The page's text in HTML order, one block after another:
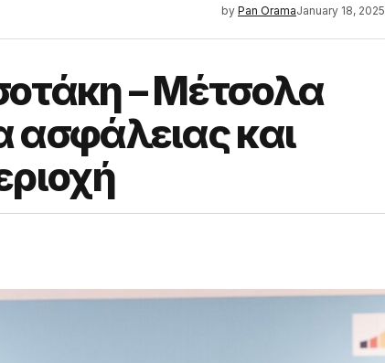
by Pan OramaJanuary 18, 2025
– Μέτσολα
ασφάλειας και